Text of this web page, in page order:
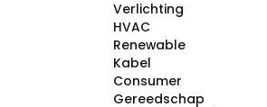
Verlichting
HVAC
Renewable
Kabel
Consumer
Gereedschap